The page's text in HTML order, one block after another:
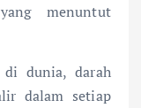
menuntut
di dunia, darah
dalam setiap